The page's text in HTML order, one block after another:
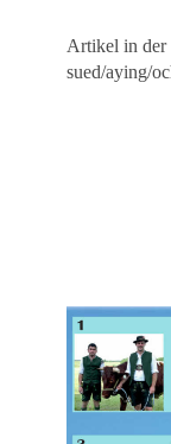
Artikel in der
sued/aying/